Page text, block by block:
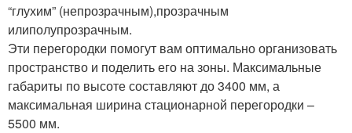
“глухим” (непрозрачным),прозрачным
илиполупрозрачным.
Эти перегородки помогут вам оптимально организовать
пространство и поделить его на зоны. Максимальные
габариты по высоте составляют до 3400 мм, а
максимальная ширина стационарной перегородки –
5500 мм.